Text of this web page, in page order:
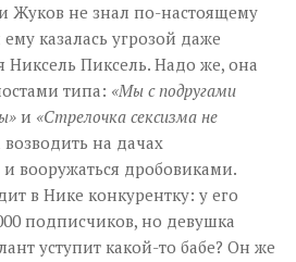
Жуков не знал по-настоящему
казалась угрозой даже
Пиксель. Надо же, она
типа: «Мы с подругами
и «Стрелочка сексизма не
на дачах
вооружаться дробовиками.
в Нике конкурентку: у его
подписчиков, но девушка
уступит какой-то бабе? Он же